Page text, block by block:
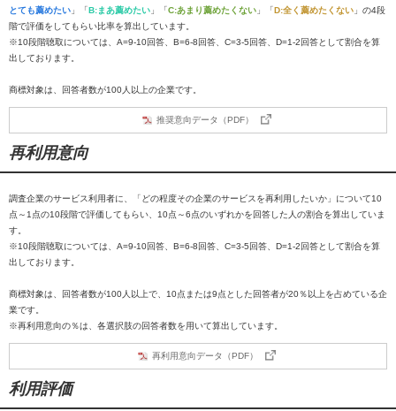
とても薦めたい 」「B:まあ薦めたい 」「C:あまり薦めたくない 」「D:全く薦めたくない 」の4段
階で評価をしてもらい比率を算出しています。
※10段階聴取については、A=9-10回答、B=6-8回答、C=3-5回答、D=1-2回答として割合を算
出しております。
商標対象は、回答者数が100人以上の企業です。
推奨意向データ（PDF）
再利用意向
調査企業のサービス利用者に、「どの程度その企業のサービスを再利用したいか」について10
点～1点の10段階で評価してもらい、10点～6点のいずれかを回答した人の割合を算出していま
す。
※10段階聴取については、A=9-10回答、B=6-8回答、C=3-5回答、D=1-2回答として割合を算
出しております。
商標対象は、回答者数が100人以上で、10点または9点とした回答者が20％以上を占めている企
業です。
※再利用意向の％は、各選択肢の回答者数を用いて算出しています。
再利用意向データ（PDF）
利用評価